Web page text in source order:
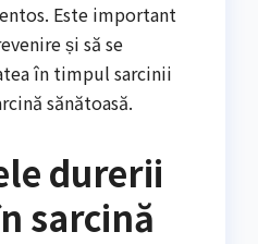
Este important
și să se
în timpul sarcinii
sănătoasă.
durerii
sarcină